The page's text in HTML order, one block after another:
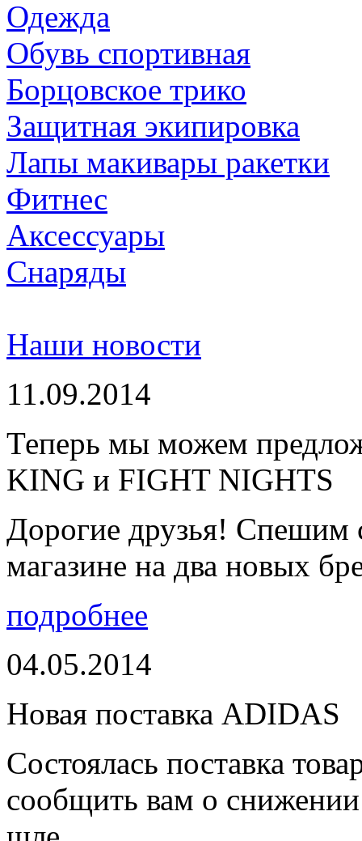
Одежда
Обувь спортивная
Борцовское трико
Защитная экипировка
Лапы макивары ракетки
Фитнес
Аксессуары
Снаряды
Наши новости
11.09.2014
Теперь мы можем
KING и FIGHT NIGHTS
Дорогие друзья! Спешим
магазине на два новых
подробнее
04.05.2014
Новая поставка ADIDAS
Состоялась поставка
сообщить вам о